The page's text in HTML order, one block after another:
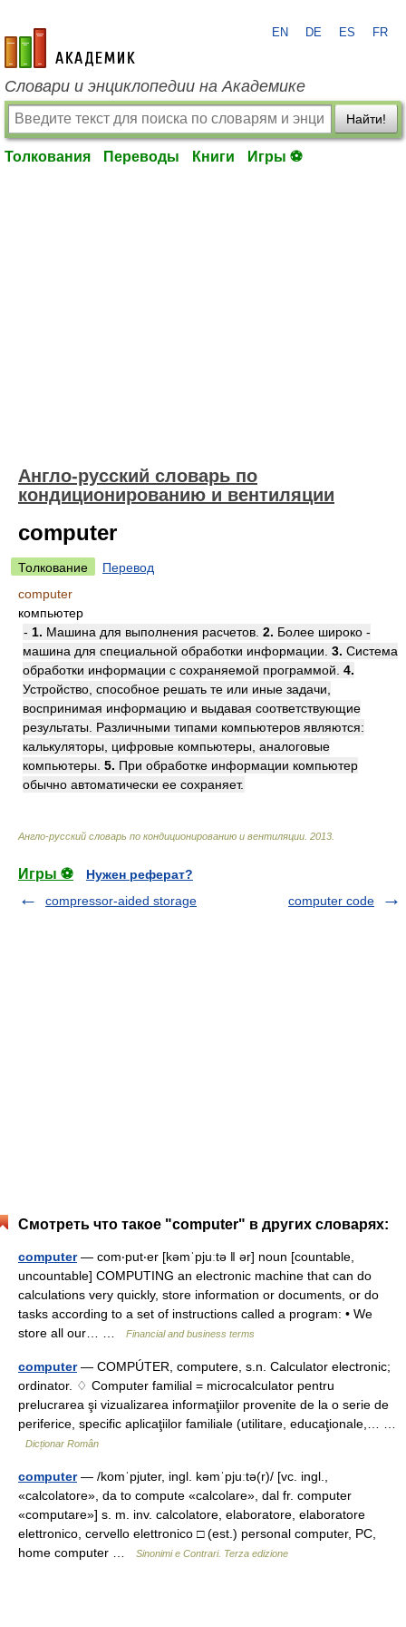
academic.ru
EN DE ES FR
Словари и энциклопедии на Академике
Найти!
Толкования Переводы Книги Игры ⚽
Англо-русский словарь по
кондиционированию и вентиляции
computer
Толкование
Перевод
computer
компьютер
- 1. Машина для выполнения расчетов. 2. Более широко -
машина для специальной обработки информации. 3. Система
обработки информации с сохраняемой программой. 4.
Устройство, способное решать те или иные задачи,
воспринимая информацию и выдавая соответствующие
результаты. Различными типами компьютеров являются:
калькуляторы, цифровые компьютеры, аналоговые
компьютеры. 5. При обработке информации компьютер
обычно автоматически ее сохраняет.
Англо-русский словарь по кондиционированию и вентиляции 2013
Игры ⚽
Нужен реферат?
compressor-aided storage
computer code
Смотреть что такое "computer" в других словарях:
computer— com‧put‧er [kəmˈpjuːtə ǁ ər] noun [countable,
uncountable] COMPUTING an electronic machine that can do
calculations very quickly, store information or documents, or do
tasks according to a set of instructions called a program: • We
store all our… …
Financial and business terms
computer— COMPÚTER, computere, s.n. Calculator electronic;
ordinator. ♢ Computer familial = microcalculator pentru
prelucrarea şi vizualizarea informaţiilor provenite de la o serie de
periferice, specific aplicaţiilor familiale (utilitare, educaţionale,… …
Dicționar Român
computer— /komˈpjuter, ingl. kəmˈpjuːtə(r)/ [vc. ingl.,
«calcolatore», da to compute «calcolare», dal fr. computer
«computare»] s. m. inv. calcolatore, elaboratore, elaboratore
elettronico, cervello elettronico □ (est.) personal computer, PC,
home computer …
Sinonimi e Contrari. Terza edizione